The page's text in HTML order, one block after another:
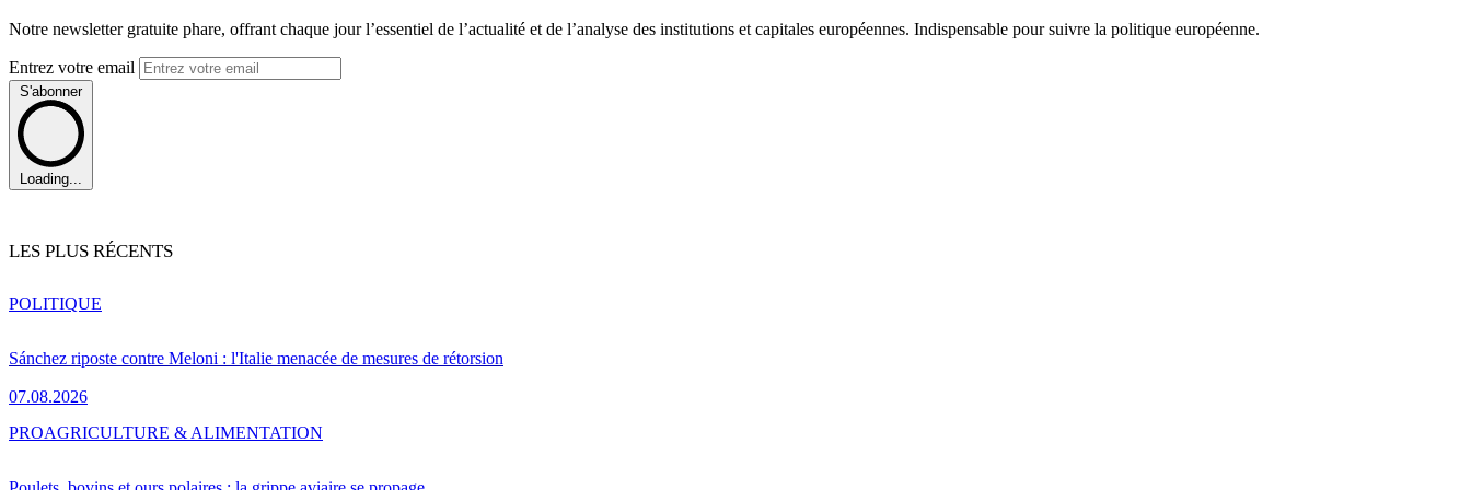
Notre newsletter gratuite phare, offrant chaque jour l’essentiel de l’actualité et de l’analyse des institutions et capitales européennes. Indispensable pour suivre la politique européenne.
Entrez votre email
S'abonner
Loading...
LES PLUS RÉCENTS
Sánchez riposte contre Meloni : l'Italie menacée de mesures de rétorsion
07.08.2026
POLITIQUE
PROAGRICULTURE & ALIMENTATION